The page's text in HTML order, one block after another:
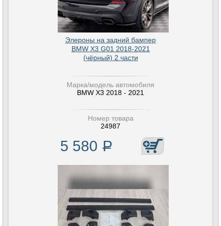
Элероны на задний бампер
BMW X3 G01 2018-2021
(чёрный) 2 части
Марка/модель автомобиля
BMW X3 2018 - 2021
Номер товара
24987
5 580 Р